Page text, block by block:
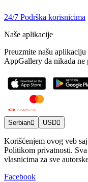
24/7 Podrška korisnicima
Naše aplikacije
Preuzmite našu
AppGallery da nikada ne
Serbian USD
Korišćenjem ovog veb
Politikom privatnosti.
vlasnicima za sve
Facebook